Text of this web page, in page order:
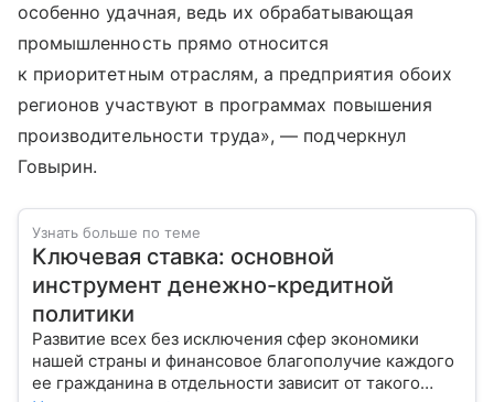
особенно удачная, ведь их обрабатывающая
промышленность прямо относится
к приоритетным отраслям, а предприятия обоих
регионов участвуют в программах повышения
производительности труда», — подчеркнул
Говырин.
Узнать больше по теме
Ключевая ставка: основной
инструмент денежно-кредитной
политики
Развитие всех без исключения сфер экономики
нашей страны и финансовое благополучие каждого
ее гражданина в отдельности зависит от такого